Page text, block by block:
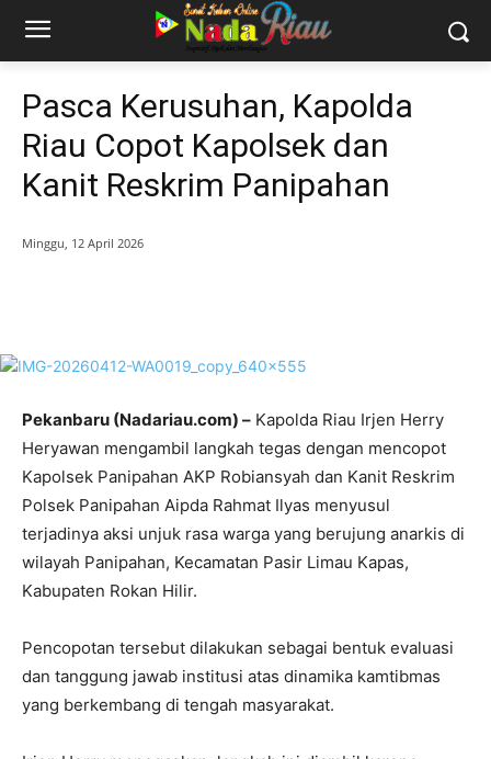
Pasca Kerusuhan, Kapolda
Riau Copot Kapolsek dan
Kanit Reskrim Panipahan
Minggu, 12 April 2026
Pekanbaru (Nadariau.com) – Kapolda Riau Irjen Herry
Heryawan mengambil langkah tegas dengan mencopot
Kapolsek Panipahan AKP Robiansyah dan Kanit Reskrim
Polsek Panipahan Aipda Rahmat Ilyas menyusul
terjadinya aksi unjuk rasa warga yang berujung anarkis di
wilayah Panipahan, Kecamatan Pasir Limau Kapas,
Kabupaten Rokan Hilir.
Pencopotan tersebut dilakukan sebagai bentuk evaluasi
dan tanggung jawab institusi atas dinamika kamtibmas
yang berkembang di tengah masyarakat.